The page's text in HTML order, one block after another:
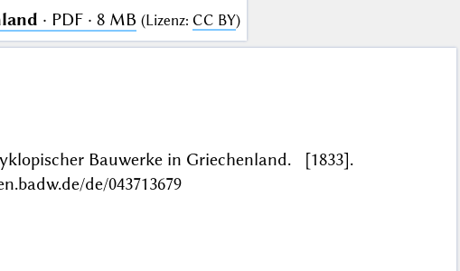
· PDF · 8 MB (Lizenz: CC BY)
Bauwerke in Griechenland. [1833].
de/043713679